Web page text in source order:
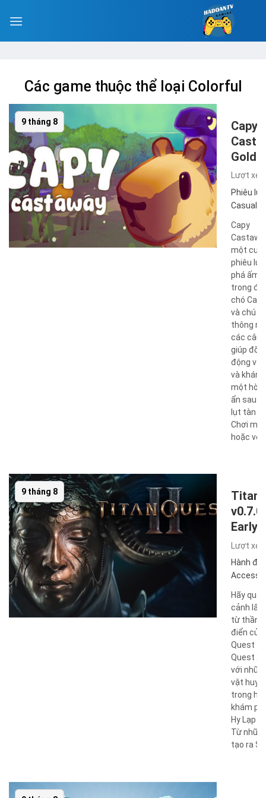
Các game thuộc thể loại Colorful
9 tháng 8
Capy
Lượt
Phiêu lưu
Casual
Capy
một
phiêu
phá ấm
trong đó
chó
và chú
thông
các câu
giúp đỡ
động vật
và khám
một hòn
ẩn sau
lụt tàn
Chơi
hoặc với
9 tháng 8
Titan
Early
Lượt
Hành
Access
Hãy
cảnh lấy
từ thần
điển
Quest
Quest 2,
với
vật
trong
khám
Hy Lạp
Từ
tạo ra